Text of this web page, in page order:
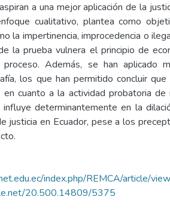
a una mejor aplicación de la
cualitativo, plantea como
la impertinencia, improcedencia o
la prueba vulnera el principio de
Además, se han aplicado
los que han permitido concluir
cuanto a la actividad probatoria de
influye determinantemente en la
justicia en Ecuador, pese a los
index.php/REMCA/article/
20.500.14809/5375